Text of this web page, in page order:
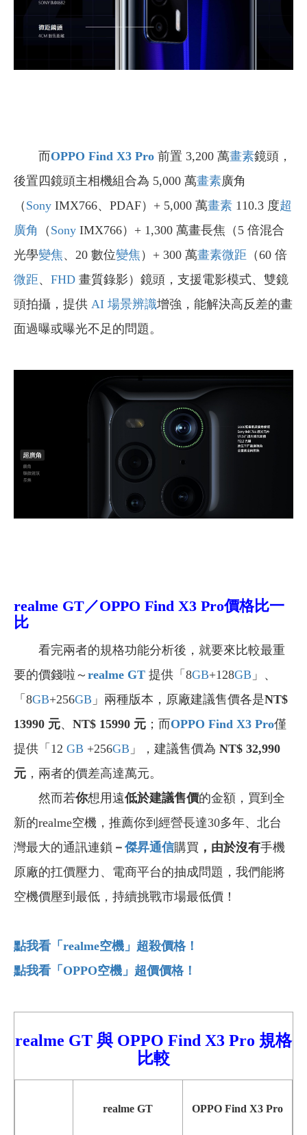
而OPPO Find X3 Pro 前置 3,200 萬畫素鏡頭，
後置四鏡頭主相機組合為 5,000 萬畫素廣角
（ Sony IMX766、PDAF）+ 5,000 萬畫素 110.3 度超
廣角
（ Sony IMX766）+ 1,300 萬畫長焦（5 倍混合
光學變焦、20 數位變焦 ）+ 300 萬畫素微距 （60 倍
微距、 FHD 畫質錄影）鏡頭，支援電影模式、雙鏡
頭拍攝，提供 AI 場景辨識增強，能解決高反差的畫
面過曝或曝光不足的問題。
realme GT／OPPO Find X3 Pro價格比一
比
看完兩者的規格功能分析後，就要來比較最重
要的價錢啦～ realme GT 提供 「8GB+128GB 」、
「8GB+256GB 」兩種版本，原廠建議售價各是NT$
13990 元、 NT$ 15990 元 ；而OPPO Find X3 Pro僅
提供 「12 GB +256GB 」，建議售價為 NT$ 32,990
元 ，兩者的價差高達萬元。
然而若你想用遠低於建議售價的金額，買到全
新的realme空機，推薦你到經營長達30多年、北台
灣最大的通訊連鎖 － 傑昇通信購買 ，由於沒有手機
原廠的扛價壓力、電商平台的抽成問題，我們能將
空機價壓到最低，持續挑戰市場最低價！
點我看「realme空機」超殺價格！
點我看「OPPO空機」超價價格！
realme GT 與 OPPO Find X3 Pro 規格
比較
realme GT OPPO Find X3 Pro